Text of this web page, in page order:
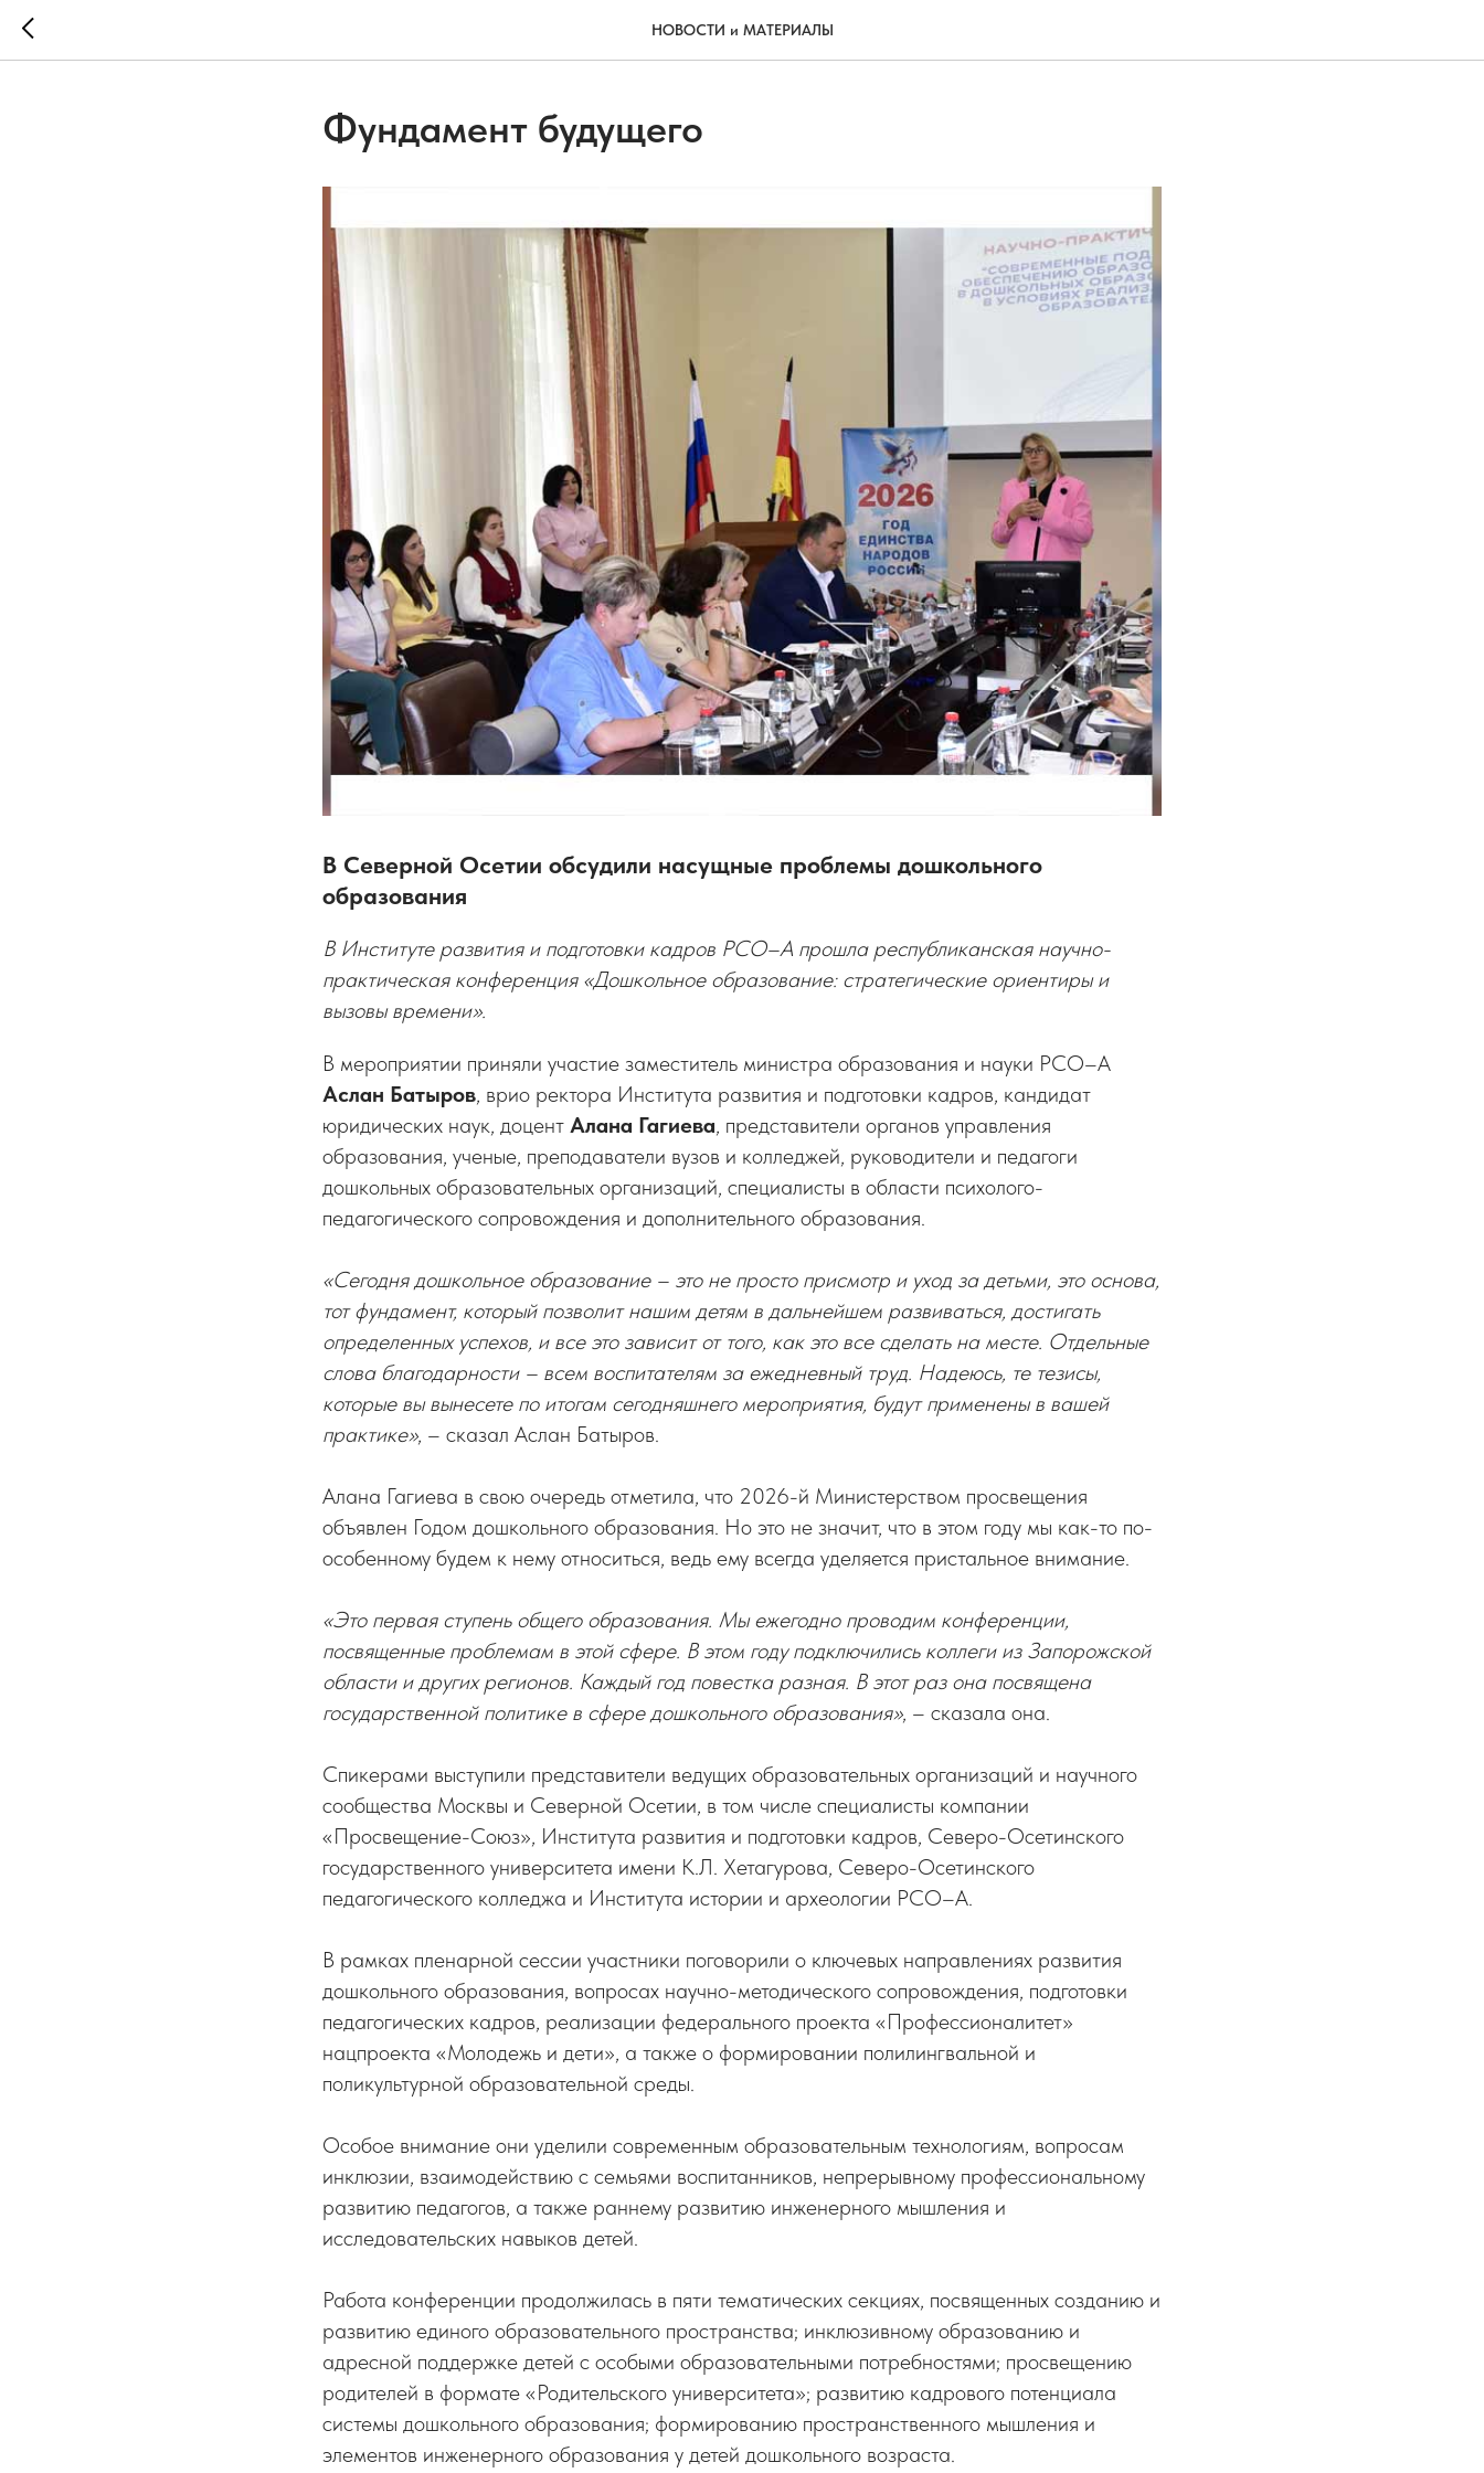
НОВОСТИ и МАТЕРИАЛЫ
Фундамент будущего
В Северной Осетии обсудили насущные проблемы дошкольного
образования
В Институте развития и подготовки кадров РСО–А прошла республиканская научно-
практическая конференция «Дошкольное образование: стратегические ориентиры и
вызовы времени».
В мероприятии приняли участие заместитель министра образования и науки РСО–А
Аслан Батыров, врио ректора Института развития и подготовки кадров, кандидат
юридических наук, доцент Алана Гагиева, представители органов управления
образования, ученые, преподаватели вузов и колледжей, руководители и педагоги
дошкольных образовательных организаций, специалисты в области психолого-
педагогического сопровождения и дополнительного образования.
«Сегодня дошкольное образование – это не просто присмотр и уход за детьми, это основа,
тот фундамент, который позволит нашим детям в дальнейшем развиваться, достигать
определенных успехов, и все это зависит от того, как это все сделать на месте. Отдельные
слова благодарности – всем воспитателям за ежедневный труд. Надеюсь, те тезисы,
которые вы вынесете по итогам сегодняшнего мероприятия, будут применены в вашей
практике», – сказал Аслан Батыров.
Алана Гагиева в свою очередь отметила, что 2026-й Министерством просвещения
объявлен Годом дошкольного образования. Но это не значит, что в этом году мы как-то по-
особенному будем к нему относиться, ведь ему всегда уделяется пристальное внимание.
«Это первая ступень общего образования. Мы ежегодно проводим конференции,
посвященные проблемам в этой сфере. В этом году подключились коллеги из Запорожской
области и других регионов. Каждый год повестка разная. В этот раз она посвящена
государственной политике в сфере дошкольного образования», – сказала она.
Спикерами выступили представители ведущих образовательных организаций и научного
сообщества Москвы и Северной Осетии, в том числе специалисты компании
«Просвещение-Союз», Института развития и подготовки кадров, Северо-Осетинского
государственного университета имени К.Л. Хетагурова, Северо-Осетинского
педагогического колледжа и Института истории и археологии РСО–А.
В рамках пленарной сессии участники поговорили о ключевых направлениях развития
дошкольного образования, вопросах научно-методического сопровождения, подготовки
педагогических кадров, реализации федерального проекта «Профессионалитет»
нацпроекта «Молодежь и дети», а также о формировании полилингвальной и
поликультурной образовательной среды.
Особое внимание они уделили современным образовательным технологиям, вопросам
инклюзии, взаимодействию с семьями воспитанников, непрерывному профессиональному
развитию педагогов, а также раннему развитию инженерного мышления и
исследовательских навыков детей.
Работа конференции продолжилась в пяти тематических секциях, посвященных созданию и
развитию единого образовательного пространства; инклюзивному образованию и
адресной поддержке детей с особыми образовательными потребностями; просвещению
родителей в формате «Родительского университета»; развитию кадрового потенциала
системы дошкольного образования; формированию пространственного мышления и
элементов инженерного образования у детей дошкольного возраста.